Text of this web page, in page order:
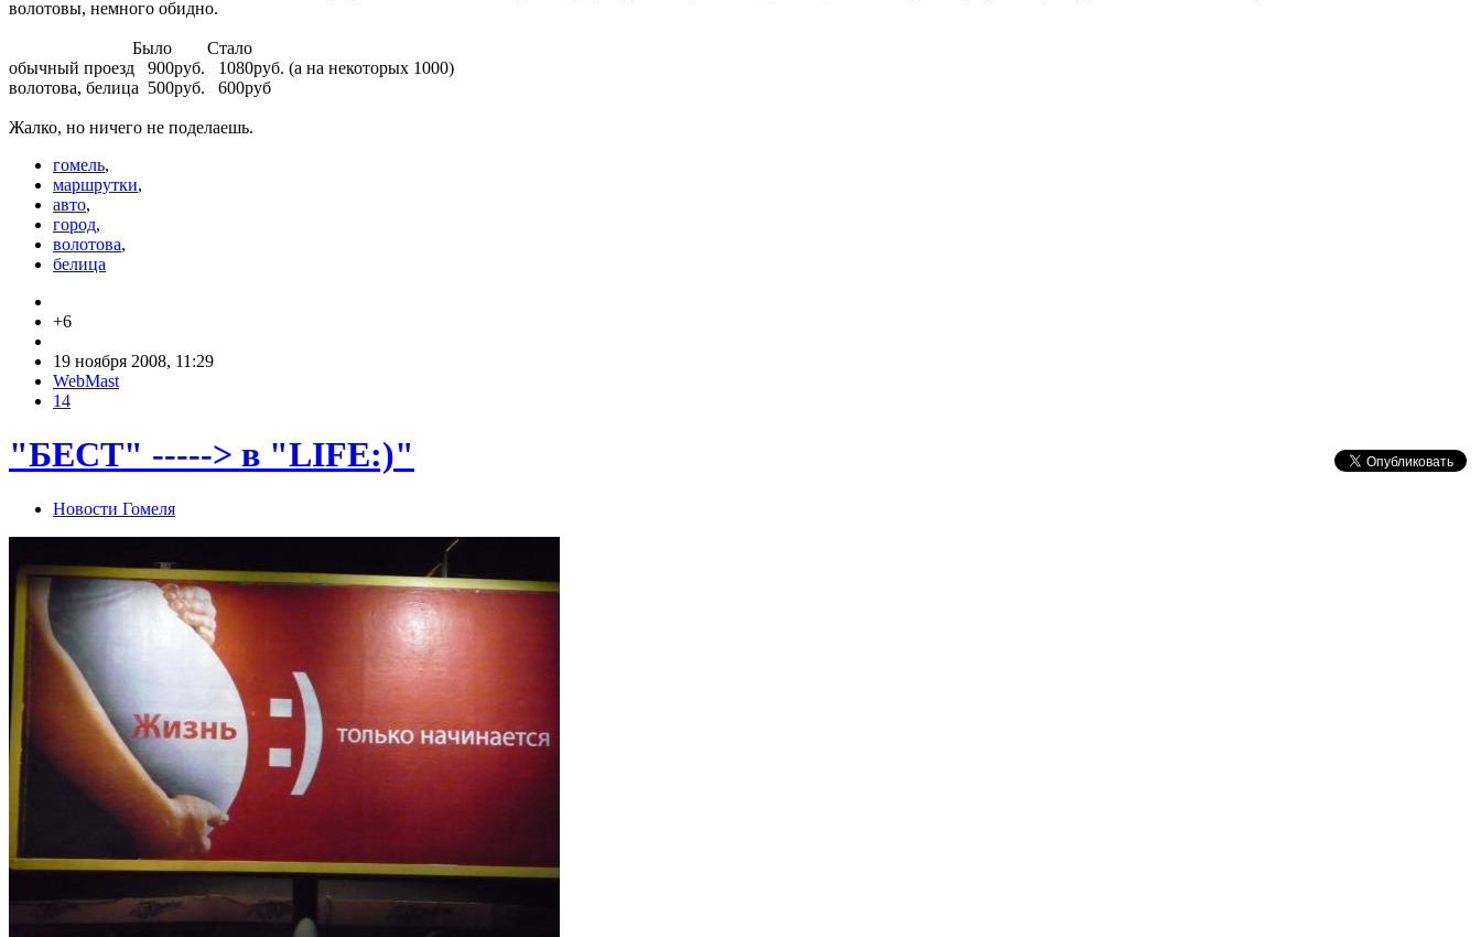
волотовы, немного обидно.
Было Стало
обычный проезд 900руб. 1080руб. (а на некоторых 1000)
волотова, белица 500руб. 600руб
Жалко, но ничего не поделаешь.
гомель,
маршрутки,
авто,
город,
волотова,
белица
+6
19 ноября 2008, 11:29
WebMast
14
"БЕСТ" -----> в "LIFE:)"
Новости Гомеля